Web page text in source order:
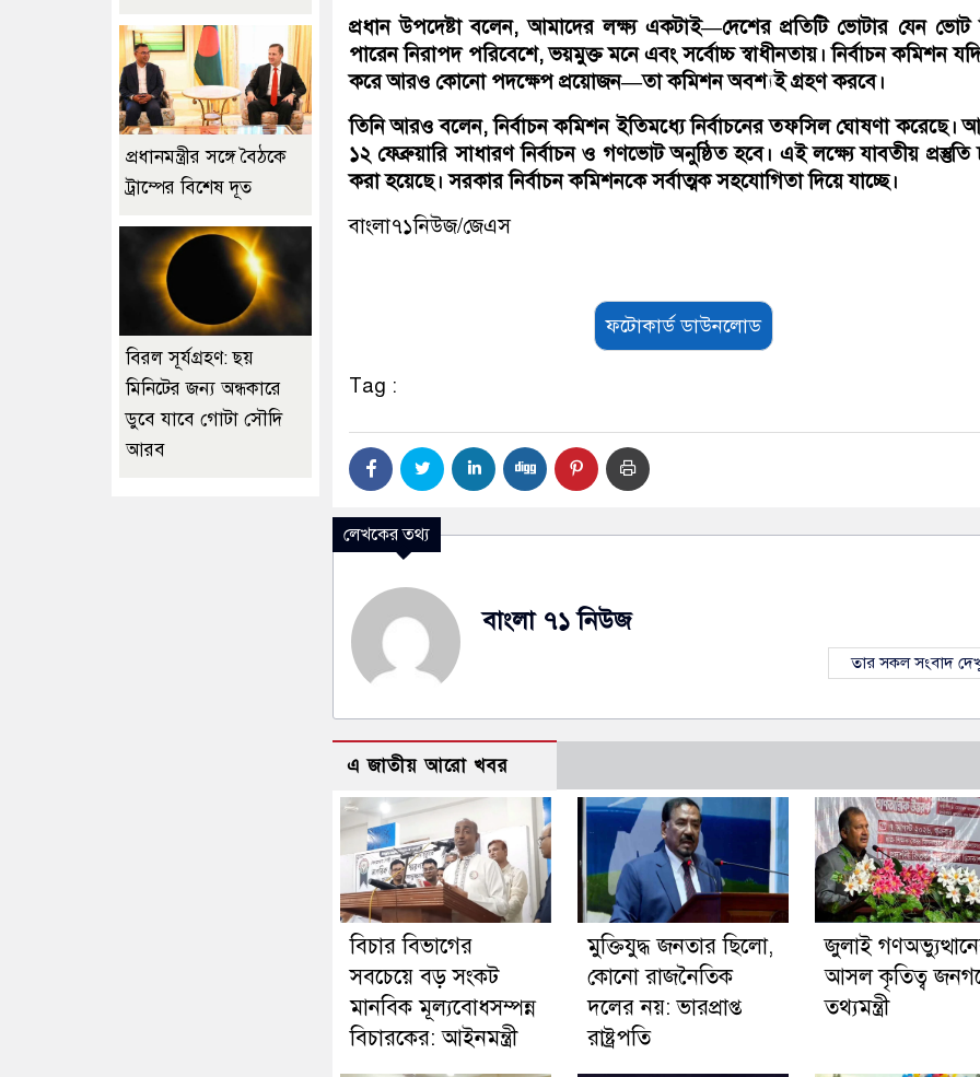
প্রধান উপদেষ্টা বলেন, আমাদের লক্ষ্য একটাই—দেশের প্রতিটি ভোটার যেন ভোট
পারেন নিরাপদ পরিবেশে, ভয়মুক্ত মনে এবং সর্বোচ্চ স্বাধীনতায়। নির্বাচন কমিশন
করে আরও কোনো পদক্ষেপ প্রয়োজন—তা কমিশন অবশ্যই গ্রহণ করবে।
তিনি আরও বলেন, নির্বাচন কমিশন ইতিমধ্যে নির্বাচনের তফসিল ঘোষণা করেছে।
১২ ফেব্রুয়ারি সাধারণ নির্বাচন ও গণভোট অনুষ্ঠিত হবে। এই লক্ষ্যে যাবতীয় প্রস্তুতি
করা হয়েছে। সরকার নির্বাচন কমিশনকে সর্বাত্মক সহযোগিতা দিয়ে যাচ্ছে।
বাংলা৭১নিউজ/জেএস
ফটোকার্ড ডাউনলোড
Tag :
লেখকের তথ্য
বাংলা ৭১ নিউজ
তার সকল সংবাদ
এ জাতীয় আরো খবর
বিচার বিভাগের
সবচেয়ে বড় সংকট
মানবিক মূল্যবোধসম্পন্ন
বিচারকের: আইনমন্ত্রী
মুক্তিযুদ্ধ জনতার ছিলো,
কোনো রাজনৈতিক
দলের নয়: ভারপ্রাপ্ত
রাষ্ট্রপতি
জুলাই
আসল কৃতিত্ব
তথ্যমন্ত্রী
প্রধানমন্ত্রীর সঙ্গে বৈঠকে
ট্রাম্পের বিশেষ দূত
বিরল সূর্যগ্রহণ: ছয়
মিনিটের জন্য অন্ধকারে
ডুবে যাবে গোটা সৌদি
আরব